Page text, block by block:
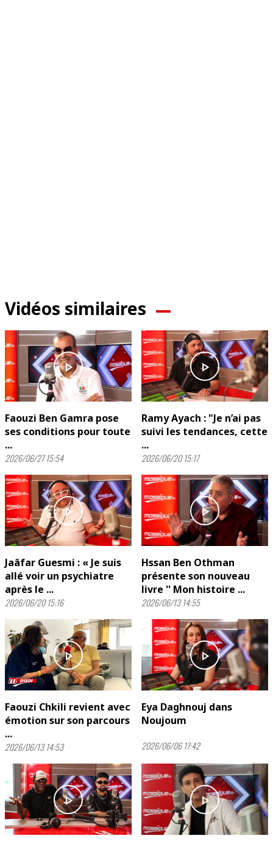
Vidéos similaires
play_arrow
Faouzi Ben Gamra pose
ses conditions pour toute
...
2026/06/27 15:54
play_arrow
Ramy Ayach : "Je n’ai pas
suivi les tendances, cette
...
2026/06/20 15:17
play_arrow
Jaâfar Guesmi : « Je suis
allé voir un psychiatre
après le ...
2026/06/20 15:16
play_arrow
Hssan Ben Othman
présente son nouveau
livre '' Mon histoire ...
2026/06/13 14:55
play_arrow
Faouzi Chkili revient avec
émotion sur son parcours
...
2026/06/13 14:53
play_arrow
Eya Daghnouj dans
Noujoum
2026/06/06 17:42
play_arrow play_arrow